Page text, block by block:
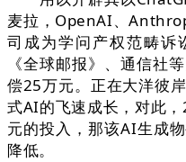
麦拉，OpenAI、
司成为学问产权范畴诉
《全球邮报》、通信社
偿25万元。正在大洋彼
式AI的飞速成长，对此
元的投入，那该AI生成
降低。